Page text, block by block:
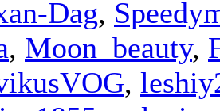
Dag,
, Moon_beauty,
,